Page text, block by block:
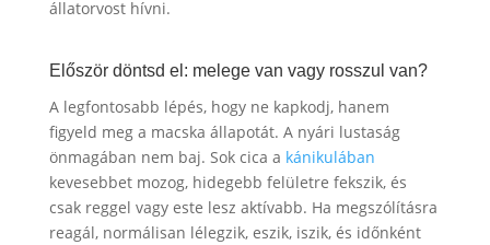
állatorvost hívni.
Először döntsd el: melege van vagy rosszul van?
A legfontosabb lépés, hogy ne kapkodj, hanem
figyeld meg a macska állapotát. A nyári lustaság
önmagában nem baj. Sok cica a kánikulában
kevesebbet mozog, hidegebb felületre fekszik, és
csak reggel vagy este lesz aktívabb. Ha megszólításra
reagál, normálisan lélegzik, eszik, iszik, és időnként